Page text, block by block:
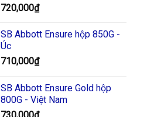
720,000₫
SB Abbott Ensure hộp 850G -
Úc
710,000₫
SB Abbott Ensure Gold hộp
800G - Việt Nam